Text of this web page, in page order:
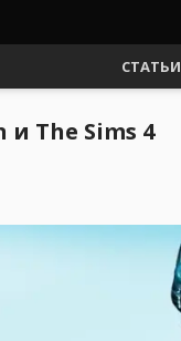
СТАТЬИ
The Sims 4